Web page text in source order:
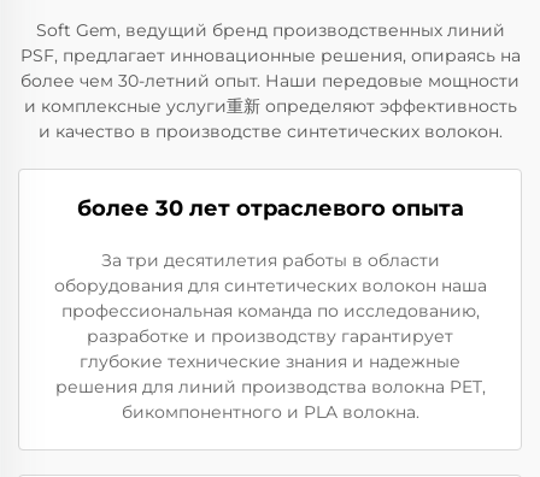
Soft Gem, ведущий бренд производственных линий
PSF, предлагает инновационные решения, опираясь на
более чем 30-летний опыт. Наши передовые мощности
и комплексные услуги重新 определяют эффективность
и качество в производстве синтетических волокон.
более 30 лет отраслевого опыта
За три десятилетия работы в области
оборудования для синтетических волокон наша
профессиональная команда по исследованию,
разработке и производству гарантирует
глубокие технические знания и надежные
решения для линий производства волокна PET,
бикомпонентного и PLA волокна.